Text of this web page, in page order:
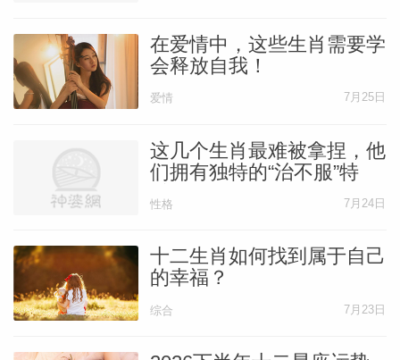
在爱情中，这些生肖需要学
会释放自我！
爱情 7月25日
这几个生肖最难被拿捏，他
们拥有独特的“治不服”特
质！
性格 7月24日
十二生肖如何找到属于自己
的幸福？
综合 7月23日